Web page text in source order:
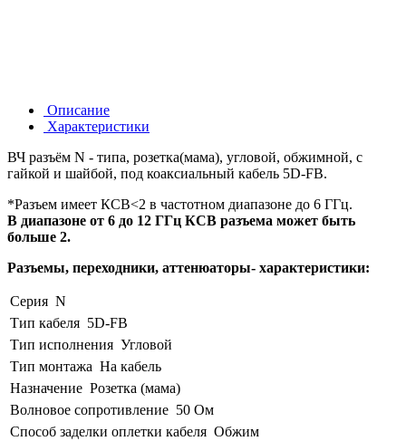
Описание
Характеристики
ВЧ разъём N - типа, розетка(мама), угловой, обжимной, с
гайкой и шайбой, под коаксиальный кабель 5D-FB.
*Разъем имеет КСВ<2 в частотном диапазоне до 6 ГГц.
В диапазоне от 6 до 12 ГГц КСВ разъема может быть
больше 2.
Разъемы, переходники, аттенюаторы- характеристики:
Серия N
Тип кабеля 5D-FB
Тип исполнения Угловой
Тип монтажа На кабель
Назначение Розетка (мама)
Волновое сопротивление 50 Ом
Способ заделки оплетки кабеля Обжим